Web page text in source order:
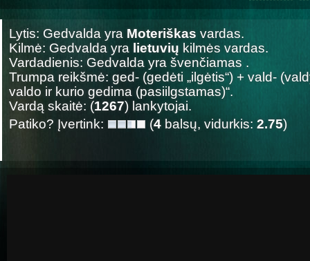
Lytis: Gedvalda yra Moteriškas vardas.
Kilmė: Gedvalda yra lietuvių kilmės vardas.
Vardadienis: Gedvalda yra švenčiamas .
Trumpa reikšmė: ged- (gedėti „ilgėtis“) + vald-
valdo ir kurio gedima (pasiilgstamas)“.
Vardą skaitė: (1267) lankytojai.
Patiko? Įvertink:
(4 balsų, vidurkis: 2.75)